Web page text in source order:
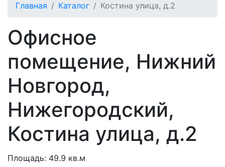
Главная Каталог Костина улица, д.2
Офисное
помещение, Нижний
Новгород,
Нижегородский,
Костина улица, д.2
Площадь: 49.9 кв.м